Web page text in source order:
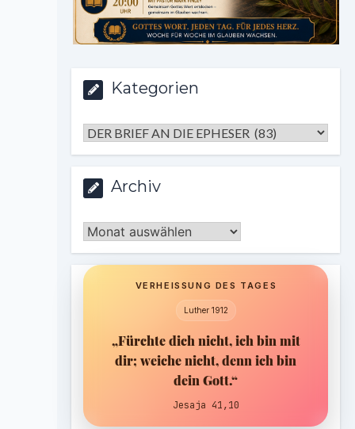
Kategorien
Kategorien
Archiv
Archiv
VERHEISSUNG DES TAGES
Luther 1912
„Fürchte dich nicht, ich bin mit
dir; weiche nicht, denn ich bin
dein Gott.“
Jesaja 41,10